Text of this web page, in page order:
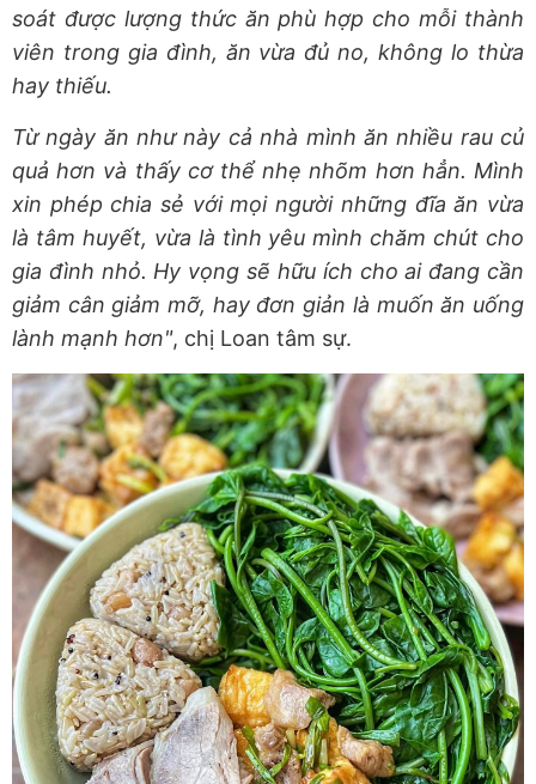
soát được lượng thức ăn phù hợp cho mỗi thành
viên trong gia đình, ăn vừa đủ no, không lo thừa
hay thiếu.
Từ ngày ăn như này cả nhà mình ăn nhiều rau củ
quả hơn và thấy cơ thể nhẹ nhõm hơn hẳn. Mình
xin phép chia sẻ với mọi người những đĩa ăn vừa
là tâm huyết, vừa là tình yêu mình chăm chút cho
gia đình nhỏ. Hy vọng sẽ hữu ích cho ai đang cần
giảm cân giảm mỡ, hay đơn giản là muốn ăn uống
lành mạnh hơn", chị Loan tâm sự.